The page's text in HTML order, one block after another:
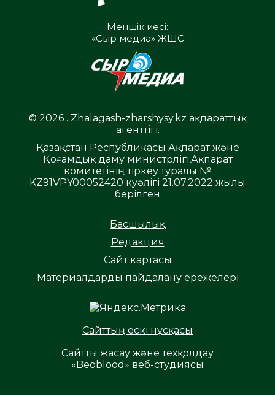
Меншік иесі:
«Сыр медиа» ЖШС
© 2026 . Zhalagash-zharshysy.kz ақпараттық
агенттігі.
Қазақстан Республикасы Ақпарат және
Қоғамдық даму министрлігі,Ақпарат
комитетінің тіркеу туралы №
KZ91VPY00052420 куәлігі 21.07.2022 жылы
берілген
Басшылық
Редакция
Сайт картасы
Материалдарды пайдалану ережелері
Сайттың ескі нұсқасы
Сайтты жасау және техқолдау
«Beoblood» веб-студиясы